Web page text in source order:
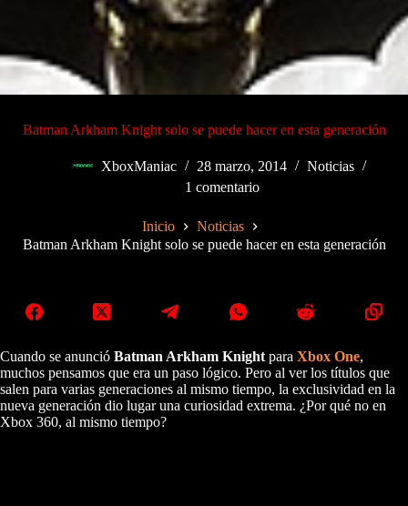
Batman Arkham Knight solo se puede hacer en esta generación
XboxManiac 28 marzo, 2014
Noticias
1 comentario
Inicio
Noticias
Batman Arkham Knight solo se puede hacer en esta generación
Cuando se anunció Batman Arkham Knight para Xbox One,
muchos pensamos que era un paso lógico. Pero al ver los títulos que
salen para varias generaciones al mismo tiempo, la exclusividad en la
nueva generación dio lugar una curiosidad extrema. ¿Por qué no en
Xbox 360, al mismo tiempo?